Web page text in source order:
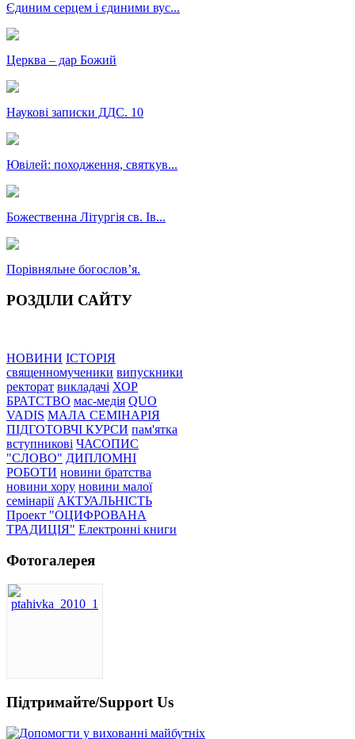
Єдиним серцем і єдиними вус...
Церква – дар Божий
Наукові записки ДДС. 10
Ювілей: походження, святкув...
Божественна Літургія св. Ів...
Порівняльне богословʼя.
РОЗДІЛИ САЙТУ
НОВИНИ ІСТОРІЯ
священномученики випускники
ректорат викладачі ХОР
БРАТСТВО мас-медія QUO
VADIS МАЛА СЕМІНАРІЯ
ПІДГОТОВЧІ КУРСИ пам'ятка
вступникові ЧАСОПИС
"СЛОВО" ДИПЛОМНІ
РОБОТИ новини братства
новини хору новини малої
семінарії АКТУАЛЬНІСТЬ
Проект "ОЦИФРОВАНА
ТРАДИЦІЯ" Електронні книги
Фотогалерея
Підтримайте/Support Us